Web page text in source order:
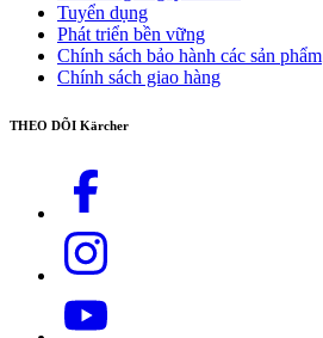
Tuyển dụng
Phát triển bền vững
Chính sách bảo hành các sản phẩm
Chính sách giao hàng
THEO DÕI Kärcher